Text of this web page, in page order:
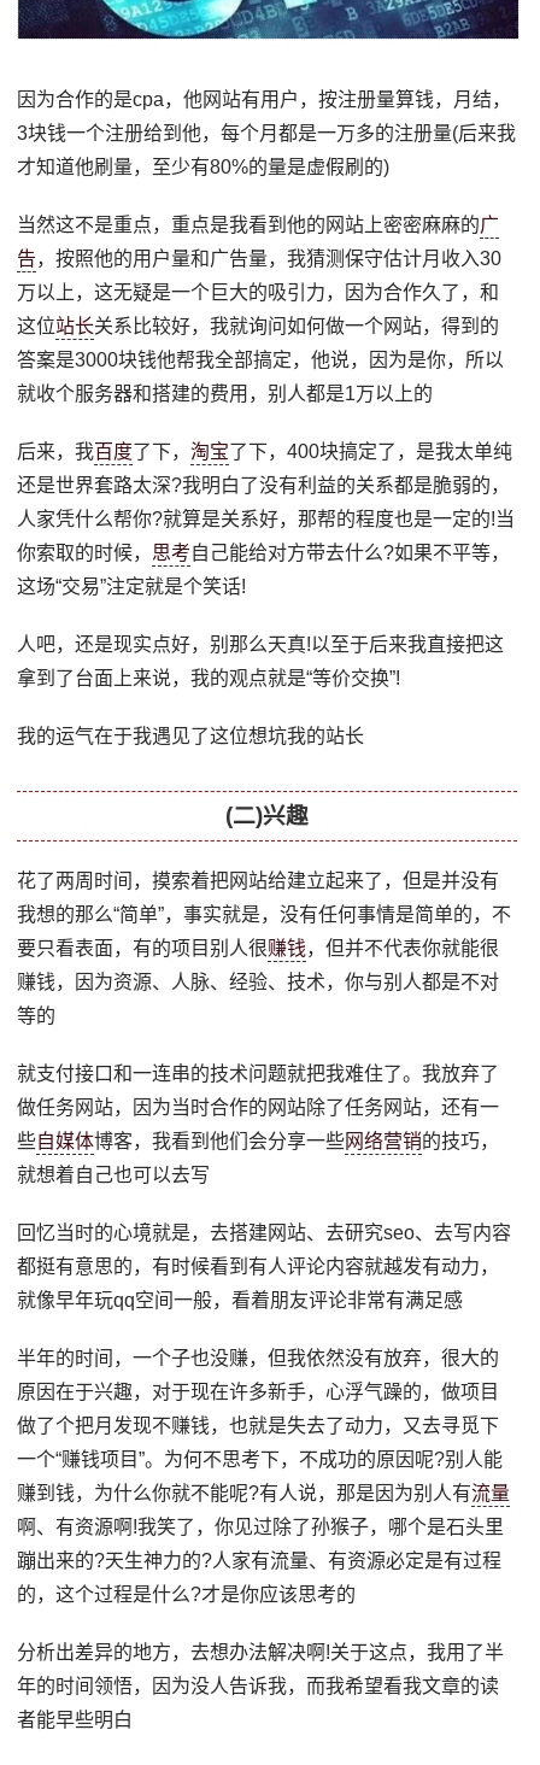
因为合作的是cpa，他网站有用户，按注册量算钱，月结，
3块钱一个注册给到他，每个月都是一万多的注册量(后来我
才知道他刷量，至少有80%的量是虚假刷的)
当然这不是重点，重点是我看到他的网站上密密麻麻的广
告，按照他的用户量和广告量，我猜测保守估计月收入30
万以上，这无疑是一个巨大的吸引力，因为合作久了，和
这位站长关系比较好，我就询问如何做一个网站，得到的
答案是3000块钱他帮我全部搞定，他说，因为是你，所以
就收个服务器和搭建的费用，别人都是1万以上的
后来，我百度了下，淘宝了下，400块搞定了，是我太单纯
还是世界套路太深?我明白了没有利益的关系都是脆弱的，
人家凭什么帮你?就算是关系好，那帮的程度也是一定的!当
你索取的时候， 思考自己能给对方带去什么?如果不平等，
这场“交易”注定就是个笑话!
人吧，还是现实点好，别那么天真!以至于后来我直接把这
拿到了台面上来说，我的观点就是“等价交换”!
我的运气在于我遇见了这位想坑我的站长
(二)兴趣
花了两周时间，摸索着把网站给建立起来了，但是并没有
我想的那么“简单”，事实就是，没有任何事情是简单的，不
要只看表面，有的项目别人很赚钱，但并不代表你就能很
赚钱，因为资源、人脉、经验、技术，你与别人都是不对
等的
就支付接口和一连串的技术问题就把我难住了。我放弃了
做任务网站，因为当时合作的网站除了任务网站，还有一
些自媒体博客，我看到他们会分享一些网络营销的技巧，
就想着自己也可以去写
回忆当时的心境就是，去搭建网站、去研究seo、去写内容
都挺有意思的，有时候看到有人评论内容就越发有动力，
就像早年玩qq空间一般，看着朋友评论非常有满足感
半年的时间，一个子也没赚，但我依然没有放弃，很大的
原因在于兴趣，对于现在许多新手，心浮气躁的，做项目
做了个把月发现不赚钱，也就是失去了动力，又去寻觅下
一个“赚钱项目”。为何不思考下，不成功的原因呢?别人能
赚到钱，为什么你就不能呢?有人说，那是因为别人有流量
啊、有资源啊!我笑了，你见过除了孙猴子，哪个是石头里
蹦出来的?天生神力的?人家有流量、有资源必定是有过程
的，这个过程是什么?才是你应该思考的
分析出差异的地方，去想办法解决啊!关于这点，我用了半
年的时间领悟，因为没人告诉我，而我希望看我文章的读
者能早些明白